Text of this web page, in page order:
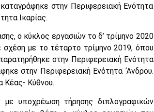
στην Περιφερειακή Ενότητα
Ικαρίας.
ο κύκλος εργασιών το δ’ τρίμηνο 2020
με το τέταρτο τρίμηνο 2019, όπου
στην Περιφερειακή Ενότητα
στην Περιφερειακή Ενότητα ‘Ανδρου.
Κέας- Κύθνου.
με υποχρέωση τήρησης διπλογραφικών